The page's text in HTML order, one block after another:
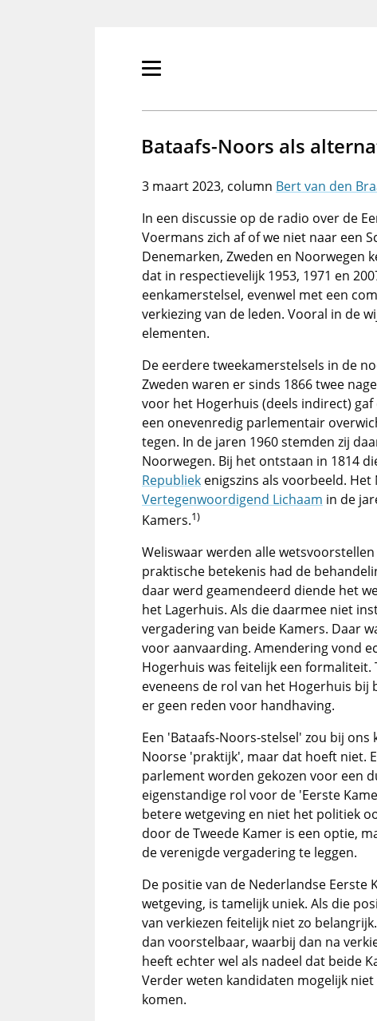
Primair
tonen/verbergen
Bataafs-Noors als
3 maart 2023
Bert van den
In een discussie op de radio over de
Voermans zich af of we niet naar een
Denemarken, Zweden en Noorwegen
dat in respectievelijk 1953, 1971 en
eenkamerstelsel, evenwel met een
verkiezing van de leden. Vooral in de
elementen.
De eerdere tweekamerstelsels in de
Zweden waren er sinds 1866 twee
voor het Hogerhuis (deels indirect)
een onevenredig parlementair
tegen. In de jaren 1960 stemden zij
Noorwegen. Bij het ontstaan in 1814
Republiek enigszins als voorbeeld.
Vertegenwoordigend Lichaam in de
Kamers.1)
Weliswaar werden alle
praktische betekenis had de
daar werd geamendeerd diende het
het Lagerhuis. Als die daarmee niet
vergadering van beide Kamers. Daar
voor aanvaarding. Amendering vond
Hogerhuis was feitelijk een
eveneens de rol van het Hogerhuis
er geen reden voor handhaving.
Een 'Bataafs-Noors-stelsel' zou bij
Noorse 'praktijk', maar dat hoeft niet.
parlement worden gekozen voor een
eigenstandige rol voor de 'Eerste
betere wetgeving en niet het politiek
door de Tweede Kamer is een optie,
de verenigde vergadering te leggen.
De positie van de Nederlandse
wetgeving, is tamelijk uniek. Als die
van verkiezen feitelijk niet zo
dan voorstelbaar, waarbij dan na
heeft echter wel als nadeel dat beide
Verder weten kandidaten mogelijk
komen.